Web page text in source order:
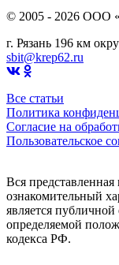
© 2005 - 2026 OOO
г. Рязань 196 км
sbit@krep62.ru
Все статьи
Политика
Согласие на
Пользовательское
Вся
ознакомительный
является публичной
определяемой
кодекса РФ.